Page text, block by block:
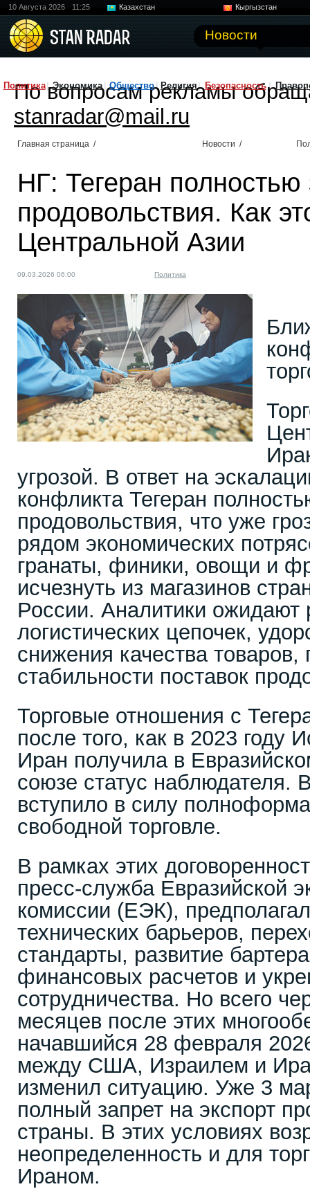
10 Августа 2026 11:25 Казахстан
Кыргызстан
Новости
Политика Экономика Общество Религия Безопасность
По вопросам рекламы
stanradar@mail.ru
Главная страница / Новости /
НГ: Тегеран полностью
продовольствия. Как
Центральной Азии
09.03.2026 06:00 Политика
угрозой. В ответ на
конфликта Тегеран
продовольствия, что уже
рядом экономических
гранаты, финики, овощи и
исчезнуть из магазинов
России. Аналитики
логистических цепочек,
снижения качества
стабильности поставок
Торговые отношения с
после того, как в 2023 году
Иран получила в
союзе статус наблюдателя.
вступило в силу
свободной торговле.
В рамках этих
пресс-служба Евразийской
комиссии (ЕЭК),
технических барьеров,
стандарты, развитие
финансовых расчетов и
сотрудничества. Но всего
месяцев после этих
начавшийся 28 февраля
между США, Израилем и
изменил ситуацию. Уже 3
полный запрет на экспорт
страны. В этих условиях
неопределенность и для
Ираном.